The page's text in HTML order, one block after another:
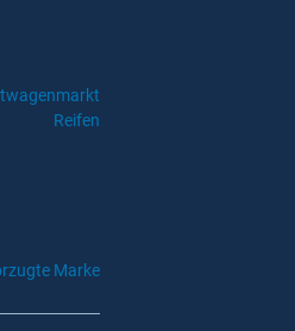
Reifen
Marke